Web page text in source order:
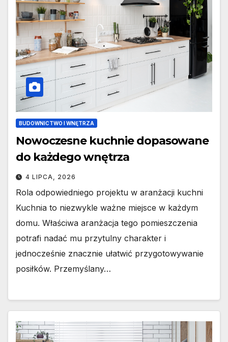
BUDOWNICTWO I WNĘTRZA
Nowoczesne kuchnie dopasowane
do każdego wnętrza
4 LIPCA, 2026
Rola odpowiedniego projektu w aranżacji kuchni
Kuchnia to niezwykle ważne miejsce w każdym
domu. Właściwa aranżacja tego pomieszczenia
potrafi nadać mu przytulny charakter i
jednocześnie znacznie ułatwić przygotowywanie
posiłków. Przemyślany…